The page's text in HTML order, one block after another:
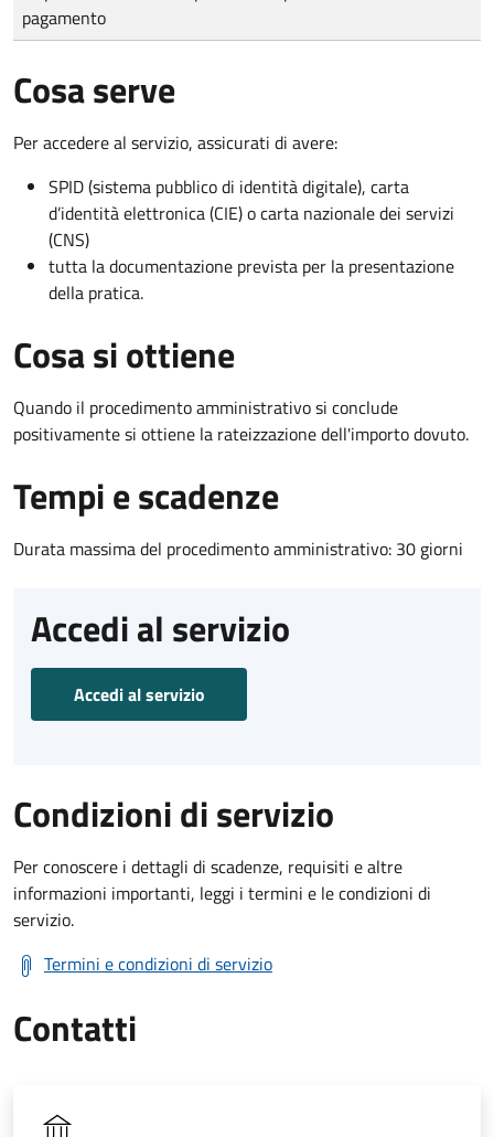
pagamento
Cosa serve
Per accedere al servizio, assicurati di avere:
SPID (sistema pubblico di identità digitale), carta
d’identità elettronica (CIE) o carta nazionale dei servizi
(CNS)
tutta la documentazione prevista per la presentazione
della pratica.
Cosa si ottiene
Quando il procedimento amministrativo si conclude
positivamente si ottiene la rateizzazione dell'importo dovuto.
Tempi e scadenze
Durata massima del procedimento amministrativo: 30 giorni
Accedi al servizio
Accedi al servizio
Condizioni di servizio
Per conoscere i dettagli di scadenze, requisiti e altre
informazioni importanti, leggi i termini e le condizioni di
servizio.
Termini e condizioni di servizio
Contatti